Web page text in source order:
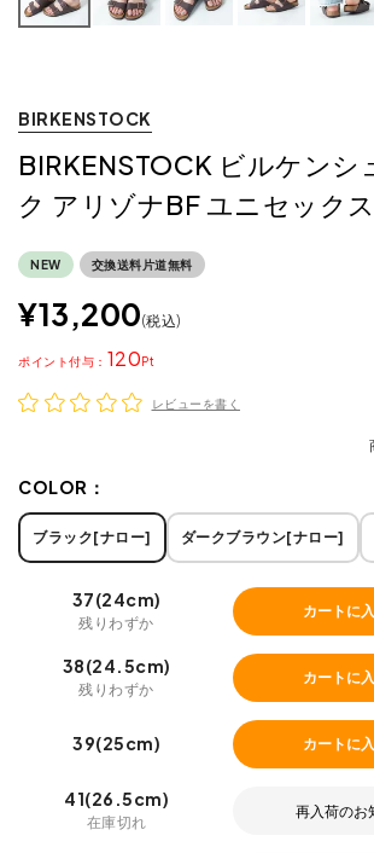
BIRKENSTOCK
BIRKENSTOCK ビルケンシ
ク アリゾナBF ユニセックス
NEW 交換送料片道無料
¥13,200 税込
120
ポイント
レビューを書く
COLOR：
ブラック[ナロー] ダークブラウン[ナロー]
37(24cm)
残りわずか
カートに
38(24.5cm)
残りわずか
カートに
39(25cm) カートに
41(26.5cm)
在庫切れ
再入荷のお